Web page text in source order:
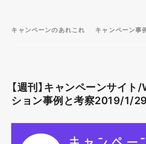
キャンペーンのあれこれ キャンペーン事
【週刊】キャンペーンサイト
ション事例と考察2019/1/